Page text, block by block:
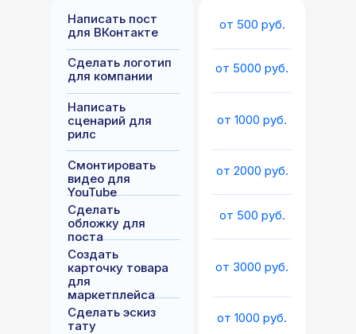
от 500 руб.
от 1000 руб.
от 500 руб.
от 1000 руб.
от 5000 руб.
от 2000 руб.
от 3000 руб.
Написать пост
для ВКонтакте
Написать
сценарий для
рилс
Сделать
обложку для
поста
Сделать эскиз
тату
Сделать логотип
для компании
Смонтировать
видео для
YouTube
Создать
карточку товара
для
маркетплейса